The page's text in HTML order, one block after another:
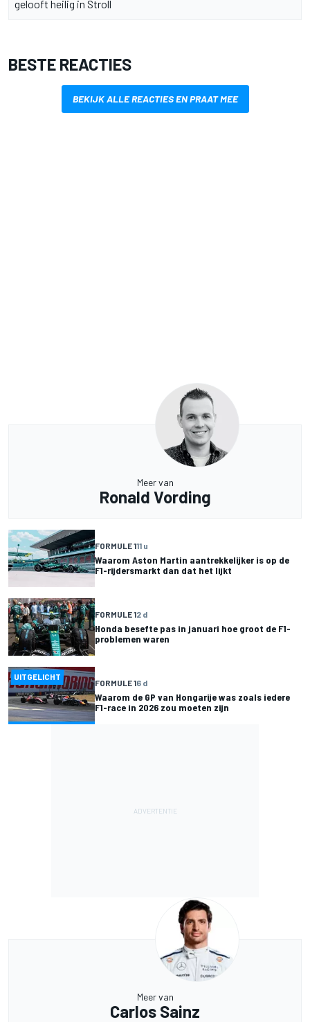
gelooft heilig in Stroll
BESTE REACTIES
BEKIJK ALLE REACTIES EN PRAAT MEE
Meer van
Ronald Vording
FORMULE 111 u
Waarom Aston Martin aantrekkelijker is op de
F1-rijdersmarkt dan dat het lijkt
FORMULE 12 d
Honda besefte pas in januari hoe groot de F1-
problemen waren
UITGELICHT
FORMULE 16 d
Waarom de GP van Hongarije was zoals iedere
F1-race in 2026 zou moeten zijn
Meer van
Carlos Sainz